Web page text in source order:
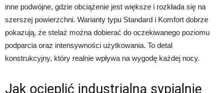
inne podwójne, gdzie obciążenie jest większe i rozkłada się na
szerszej powierzchni. Warianty typu Standard i Komfort dobrze
pokazują, że stelaż można dobierać do oczekiwanego poziomu
podparcia oraz intensywności użytkowania. To detal
konstrukcyjny, który realnie wpływa na wygodę każdej nocy.
Jak ocieplić industrialną sypialnię